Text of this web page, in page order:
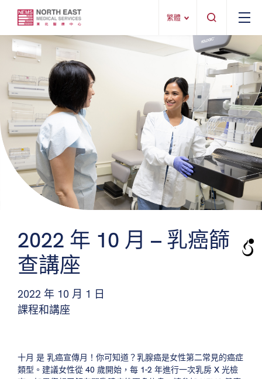
繁體
2022 年 10 月 – 乳癌篩
查講座
2022 年 10 月 1 日
課程和講座
十月 是 乳癌宣傳月 ！你可知道？乳腺癌是女性第二常見的癌症
類型。建議女性從 40 歲開始，每 1-2 年進行一次乳房 X 光檢